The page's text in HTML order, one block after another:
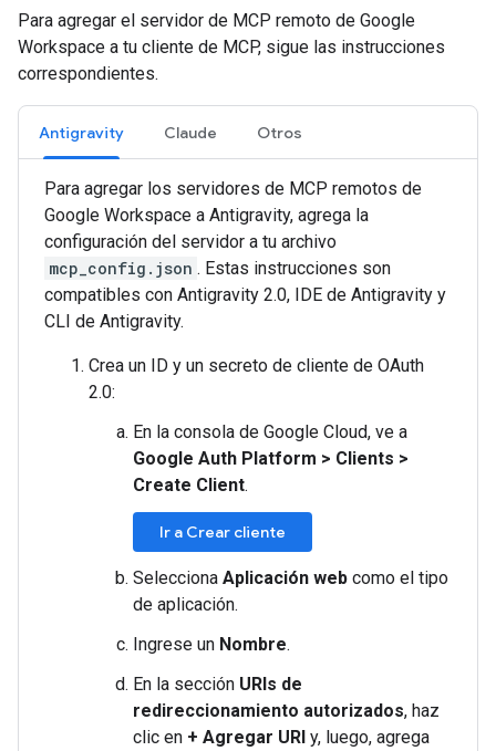
Para agregar el servidor de MCP remoto de Google
Workspace a tu cliente de MCP, sigue las instrucciones
correspondientes.
Antigravity Claude Otros
Para agregar los servidores de MCP remotos de
Google Workspace a Antigravity, agrega la
configuración del servidor a tu archivo
mcp_config.json . Estas instrucciones son
compatibles con Antigravity 2.0, IDE de Antigravity y
CLI de Antigravity.
Crea un ID y un secreto de cliente de OAuth
2.0:
En la consola de Google Cloud, ve a
Google Auth Platform > Clients >
Create Client.
Ir a Crear cliente
Selecciona Aplicación web como el tipo
de aplicación.
Ingrese un Nombre.
En la sección URIs de
redireccionamiento autorizados, haz
clic en + Agregar URI y, luego, agrega